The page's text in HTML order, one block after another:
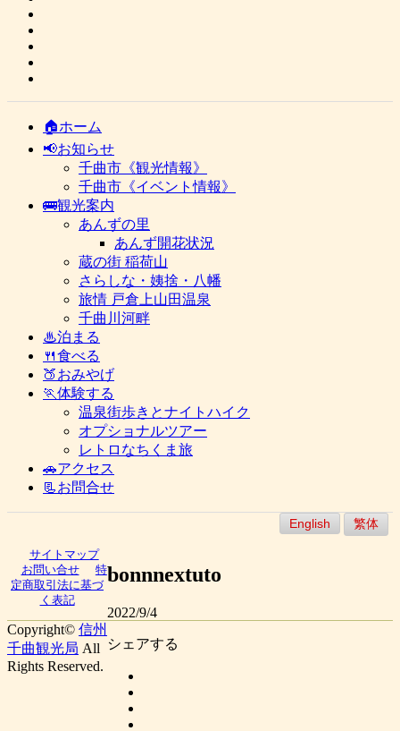
🏠ホーム
📢お知らせ
千曲市《観光情報》
千曲市《イベント情報》
🚌観光案内
あんずの里
あんず開花状況
蔵の街 稲荷山
さらしな・姨捨・八幡
旅情 戸倉上山田温泉
千曲川河畔
♨泊まる
🍴食べる
🍑おみやげ
🏃体験する
温泉街歩きとナイトハイク
オプショナルツアー
レトロなちくま旅
🚗アクセス
📃お問合せ
English 繁体
bonnnextuto
2022/9/4
シェアする
サイトマップ
お問い合せ
特
定商取引法に基づ
く表記
Copyright© 信州
千曲観光局 All
Rights Reserved.